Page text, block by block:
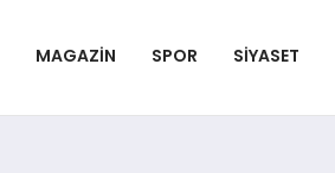
MAGAZIN SPOR SIYASET